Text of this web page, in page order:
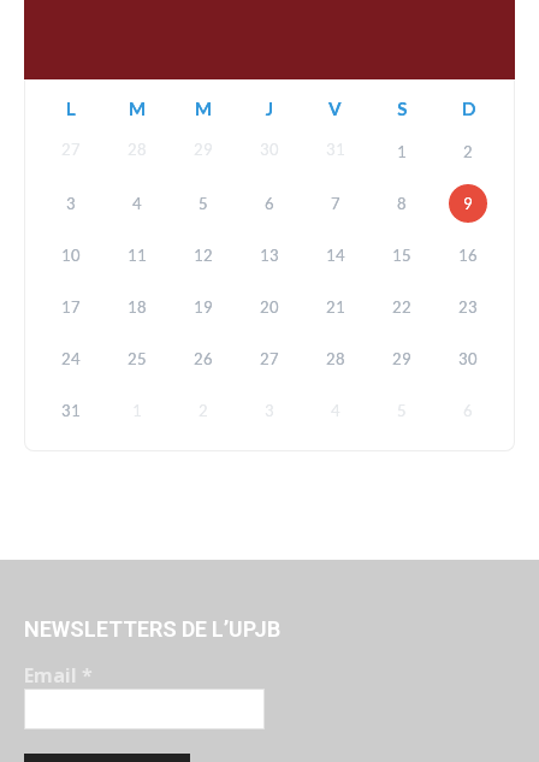
L M M J V S D
27 28 29 30 31 1 2
3 4 5 6 7 8 9
10 11 12 13 14 15 16
17 18 19 20 21 22 23
24 25 26 27 28 29 30
31 1 2 3 4 5 6
NEWSLETTERS DE L’UPJB
Email *